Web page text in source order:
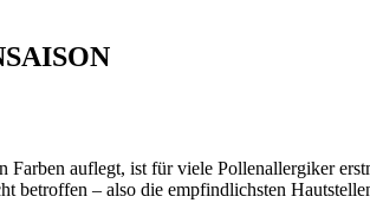
auflegt, ist für viele Pollenallergiker
– also die empfindlichsten